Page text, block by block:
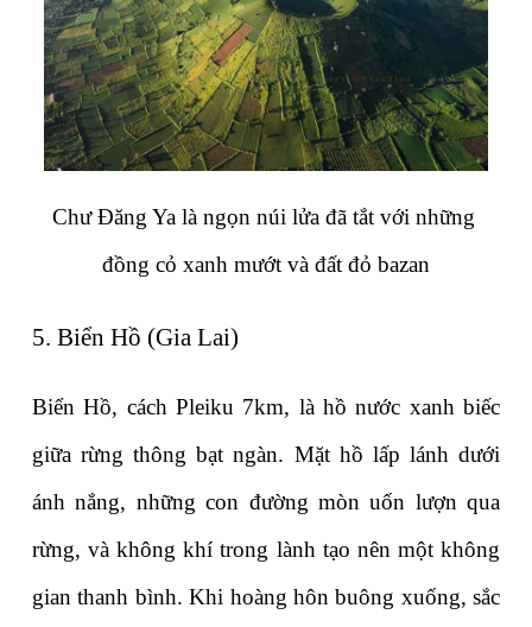
Chư Đăng Ya là ngọn núi lửa đã tắt với những
đồng cỏ xanh mướt và đất đỏ bazan
5. Biển Hồ (Gia Lai)
Biển Hồ, cách Pleiku 7km, là hồ nước xanh biếc
giữa rừng thông bạt ngàn. Mặt hồ lấp lánh dưới
ánh nắng, những con đường mòn uốn lượn qua
rừng, và không khí trong lành tạo nên một không
gian thanh bình. Khi hoàng hôn buông xuống, sắc